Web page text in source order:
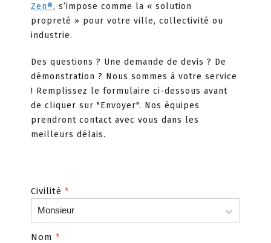
Zen®, s’impose comme la « solution
propreté » pour votre ville, collectivité ou
industrie.
Des questions ? Une demande de devis ? De
démonstration ? Nous sommes à votre service
! Remplissez le formulaire ci-dessous avant
de cliquer sur "Envoyer". Nos équipes
prendront contact avec vous dans les
meilleurs délais.
Civilité *
Nom *